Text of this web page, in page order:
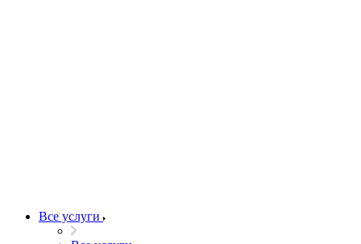
Все услуги